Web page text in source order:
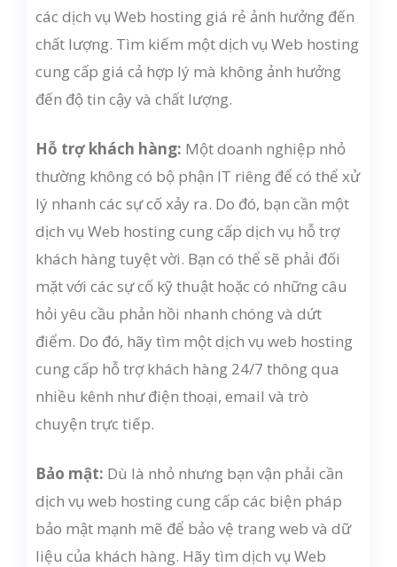
các dịch vụ Web hosting giá rẻ ảnh hưởng đến
chất lượng. Tìm kiếm một dịch vụ Web hosting
cung cấp giá cả hợp lý mà không ảnh hưởng
đến độ tin cậy và chất lượng.
Hỗ trợ khách hàng: Một doanh nghiệp nhỏ
thường không có bộ phận IT riêng để có thể xử
lý nhanh các sự cố xảy ra. Do đó, bạn cần một
dịch vụ Web hosting cung cấp dịch vụ hỗ trợ
khách hàng tuyệt vời. Bạn có thể sẽ phải đối
mặt với các sự cố kỹ thuật hoặc có những câu
hỏi yêu cầu phản hồi nhanh chóng và dứt
điểm. Do đó, hãy tìm một dịch vụ web hosting
cung cấp hỗ trợ khách hàng 24/7 thông qua
nhiều kênh như điện thoại, email và trò
chuyện trực tiếp.
Bảo mật: Dù là nhỏ nhưng bạn vận phải cần
dịch vụ web hosting cung cấp các biện pháp
bảo mật mạnh mẽ để bảo vệ trang web và dữ
liệu của khách hàng. Hãy tìm dịch vụ Web